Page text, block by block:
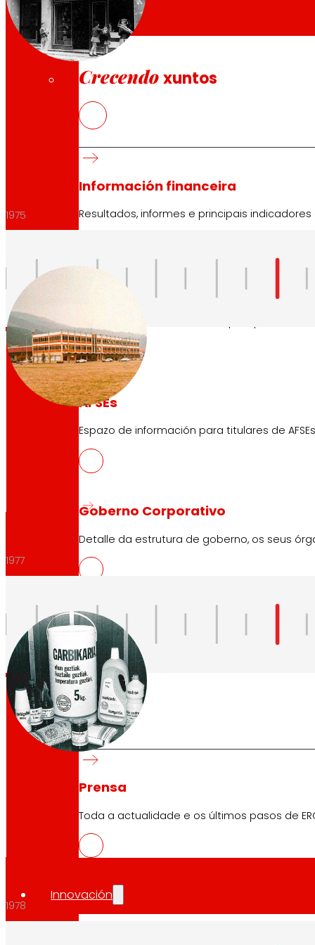
Investidores
Crecendo xuntos
Información financeira
Resultados, informes e principais
Senior Secured Bonds
AFSEs
Espazo de información para titulares de
Goberno Corporativo
Detalle da estrutura de goberno, os seus
Prensa
Ao día
Prensa
Toda a actualidade e os últimos pasos de
Innovación
1969
1975
1975
1977
1977
1978